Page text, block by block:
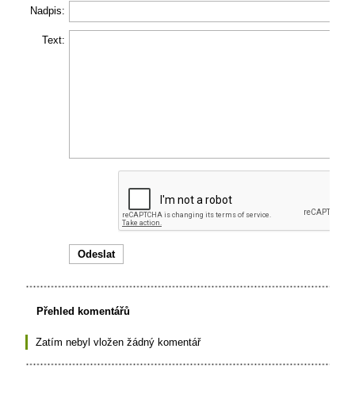
Nadpis:
Text:
Přehled komentářů
Zatím nebyl vložen žádný komentář